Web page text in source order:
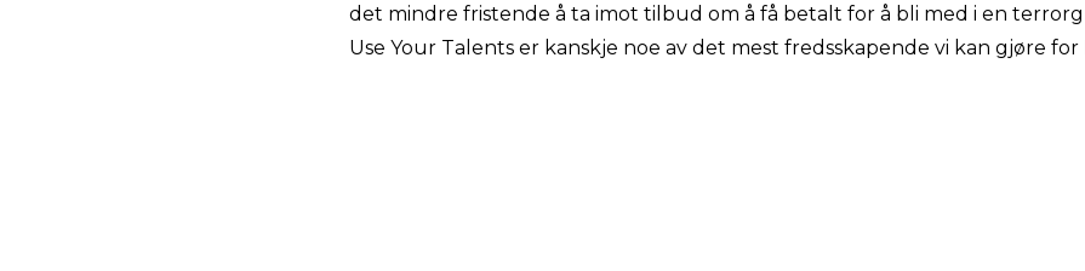
det mindre fristende å ta imot tilbud om å få betalt for å bli med i en
Use Your Talents er kanskje noe av det mest fredsskapende vi kan gjøre for